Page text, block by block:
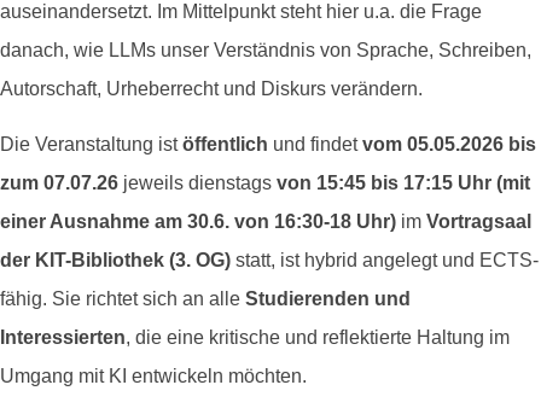
auseinandersetzt. Im Mittelpunkt steht hier u.a. die Frage
danach, wie LLMs unser Verständnis von Sprache, Schreiben,
Autorschaft, Urheberrecht und Diskurs verändern.
Die Veranstaltung istöffentlich und findetvom 05.05.2026 bis
zum 07.07.26 jeweils dienstags von 15:45 bis 17:15 Uhr (mit
einer Ausnahme am 30.6. von 16:30-18 Uhr) im Vortragsaal
der KIT-Bibliothek (3. OG) statt, ist hybrid angelegt und ECTS-
fähig. Sie richtet sich an alle Studierenden und
Interessierten, die eine kritische und reflektierte Haltung im
Umgang mit KI entwickeln möchten.